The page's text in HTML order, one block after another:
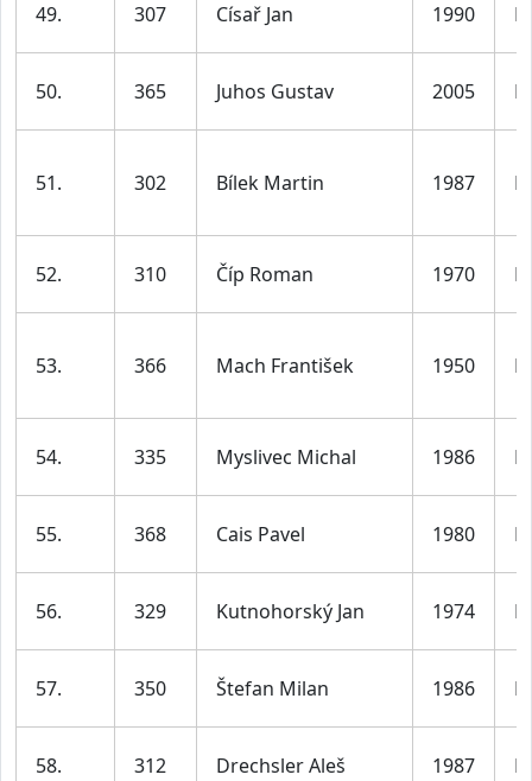
49. 307 Císař Jan 1990 M
50. 365 Juhos Gustav 2005 M
51. 302 Bílek Martin 1987 M
52. 310 Číp Roman 1970 M
53. 366 Mach František 1950 M
54. 335 Myslivec Michal 1986 M
55. 368 Cais Pavel 1980 M
56. 329 Kutnohorský Jan 1974 M
57. 350 Štefan Milan 1986 M
58. 312 Drechsler Aleš 1987 M